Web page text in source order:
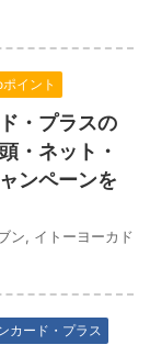
イント
・プラスの
・ネット・
ンペーンを
ン, イトーヨーカド
カード・プラス